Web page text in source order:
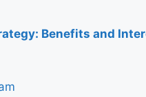
Benefits and